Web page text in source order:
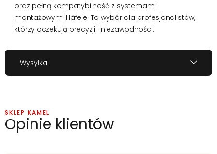
oraz pełną kompatybilność z systemami
montażowymi Häfele. To wybór dla profesjonalistów,
którzy oczekują precyzji i niezawodności.
Wysyłka
SKLEP KAMEL
Opinie klientów